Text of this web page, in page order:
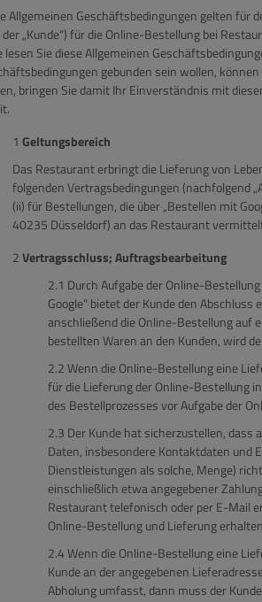
Allgemeinen Geschäftsbedingungen gelten für
„Kunde“) für die Online-Bestellung bei
Sie diese Allgemeinen
gebunden sein wollen,
bringen Sie damit Ihr Einverständnis mit
Geltungsbereich
Das Restaurant erbringt die Lieferung von
folgenden Vertragsbedingungen (nachfolgend
(ii) für Bestellungen, die über „Bestellen mit
40235 Düsseldorf) an das Restaurant
Vertragsschluss; Auftragsbearbeitung
Durch Aufgabe der Online-
Google“ bietet der Kunde den
anschließend die Online-Bestellung auf
bestellten Waren an den Kunden, wird
Wenn die Online-Bestellung eine
für die Lieferung der Online-Bestellung
des Bestellprozesses vor Aufgabe der
Der Kunde hat sicherzustellen, dass
Daten, insbesondere Kontaktdaten und
Dienstleistungen als solche, Menge)
einschließlich etwa angegebener
Restaurant telefonisch oder per E-Mail
Online-Bestellung und Lieferung
Wenn die Online-Bestellung eine
Kunde an der angegebenen
Abholung umfasst, dann muss der